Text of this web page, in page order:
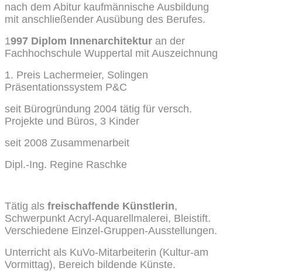
nach dem Abitur kaufmännische Ausbildung
mit anschließender Ausübung des Berufes.
1997 Diplom Innenarchitektur an der
Fachhochschule Wuppertal mit Auszeichnung
1. Preis Lachermeier, Solingen
Präsentationssystem P&C
seit Bürogründung 2004 tätig für versch.
Projekte und Büros, 3 Kinder
seit 2008 Zusammenarbeit
Dipl.-Ing. Regine Raschke
Tätig als freischaffende Künstlerin,
Schwerpunkt Acryl-Aquarellmalerei, Bleistift.
Verschiedene Einzel-Gruppen-Ausstellungen.
Unterricht als KuVo-Mitarbeiterin (Kultur-am
Vormittag), Bereich bildende Künste.